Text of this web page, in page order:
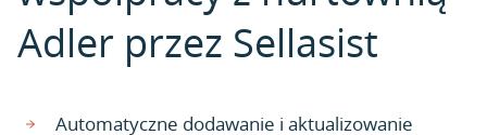
Adler przez Sellasist
Automatyczne dodawanie i aktualizowanie